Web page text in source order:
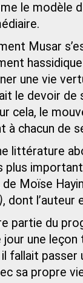
le modèle
Musar
une vie
le devoir de
cela, le
à chacun de
littérature
plus
de Moïse
, dont
partie du
jour une
il fallait
sa propre